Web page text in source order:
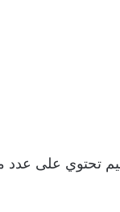
على عدد